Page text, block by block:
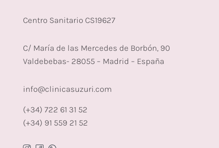
Centro Sanitario CS19627
C/ María de las Mercedes de Borbón, 90
Valdebebas- 28055 – Madrid – España
info@clinicasuzuri.com
(+34) 722 61 31 52
(+34) 91 559 21 52